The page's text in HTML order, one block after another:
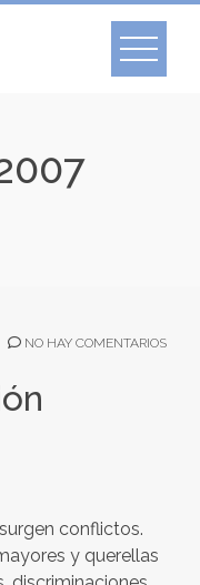
NO HAY COMENTARIOS
conflictos.
y querellas